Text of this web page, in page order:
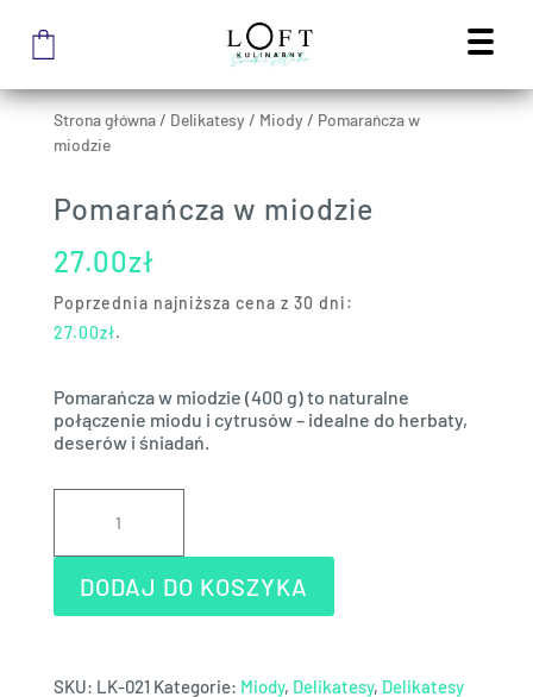
Strona główna/ Delikatesy / Miody / Pomarańcza w
miodzie
Pomarańcza w miodzie
27.00zł
Poprzednia najniższa cena z 30 dni:
27.00zł.
Pomarańcza w miodzie (400 g) to naturalne
połączenie miodu i cytrusów – idealne do herbaty,
deserów i śniadań.
Pomarańcza
w
miodzie
DODAJ DO KOSZYKA
SKU: LK-021 Kategorie: Miody, Delikatesy, Delikatesy